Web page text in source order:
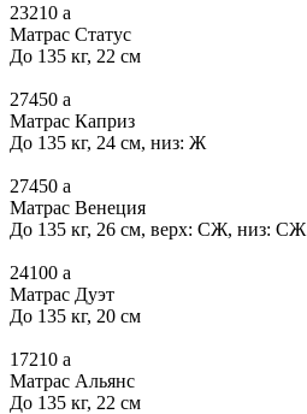
23210 a
Матрас Статус
До 135 кг, 22 см
27450 a
Матрас Каприз
До 135 кг, 24 см, низ: Ж
27450 a
Матрас Венеция
До 135 кг, 26 см, верх: СЖ, низ: СЖ
24100 a
Матрас Дуэт
До 135 кг, 20 см
17210 a
Матрас Альянс
До 135 кг, 22 см